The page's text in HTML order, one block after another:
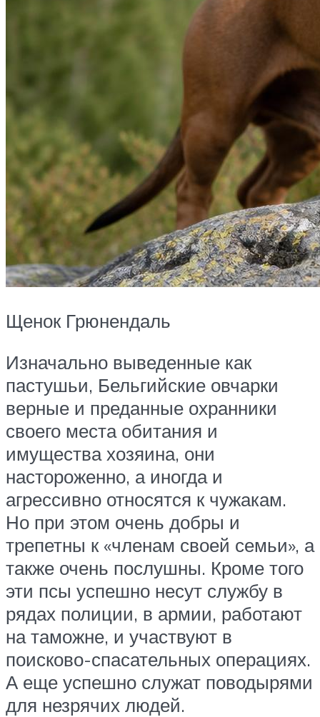
Щенок Грюнендаль
Изначально выведенные как
пастушьи, Бельгийские овчарки
верные и преданные охранники
своего места обитания и
имущества хозяина, они
настороженно, а иногда и
агрессивно относятся к чужакам.
Но при этом очень добры и
трепетны к «членам своей семьи», а
также очень послушны. Кроме того
эти псы успешно несут службу в
рядах полиции, в армии, работают
на таможне, и участвуют в
поисково-спасательных операциях.
А еще успешно служат поводырями
для незрячих людей.